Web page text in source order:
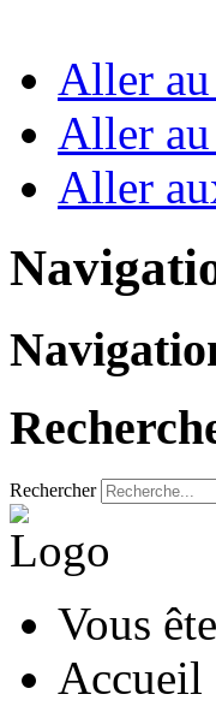
Aller
Aller
Aller
Rechercher
Vous
Accueil